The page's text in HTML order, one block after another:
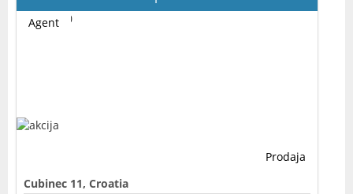
Prodaja
Agent
Cubinec 11, Croatia